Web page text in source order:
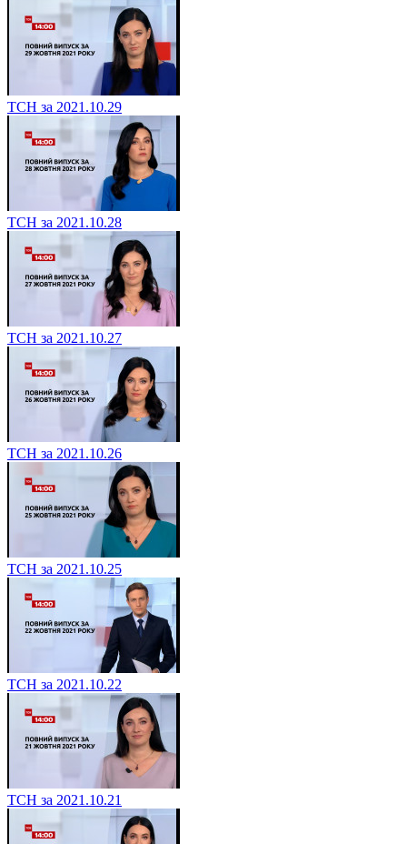
ТСН за 2021.10.29
ТСН за 2021.10.28
ТСН за 2021.10.27
ТСН за 2021.10.26
ТСН за 2021.10.25
ТСН за 2021.10.22
ТСН за 2021.10.21